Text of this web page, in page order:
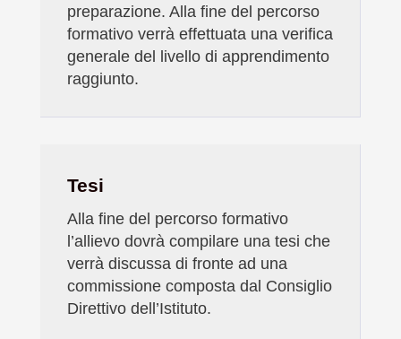
preparazione. Alla fine del percorso
formativo verrà effettuata una verifica
generale del livello di apprendimento
raggiunto.
Tesi
Alla fine del percorso formativo
l’allievo dovrà compilare una tesi che
verrà discussa di fronte ad una
commissione composta dal Consiglio
Direttivo dell’Istituto.